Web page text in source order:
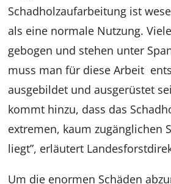
Schadholzaufarbeitung ist
als eine normale Nutzung.
gebogen und stehen unter
muss man für diese Arbeit
ausgebildet und ausgerüstet
kommt hinzu, dass das
extremen, kaum zugänglichen
liegt”, erläutert
Um die enormen Schäden